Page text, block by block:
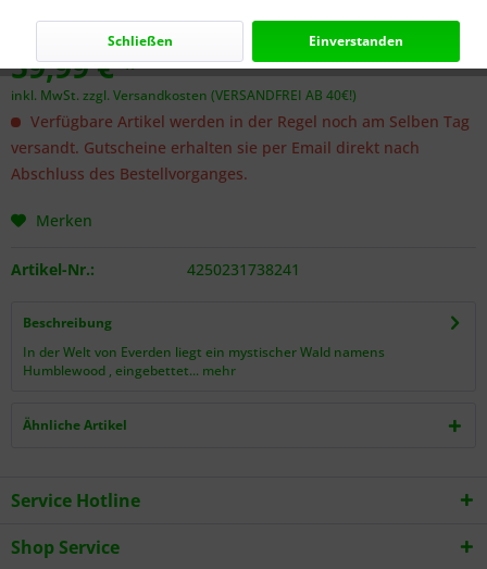
Dieser Artikel steht derzeit nicht zur Verfügung!
59,99 € *
inkl. MwSt. zzgl. Versandkosten (VERSANDFREI AB 40€!)
Verfügbare Artikel werden in der Regel noch am Selben Tag
versandt. Gutscheine erhalten sie per Email direkt nach
Abschluss des Bestellvorganges.
Merken
Artikel-Nr.: 4250231738241
Beschreibung
In der Welt von Everden liegt ein mystischer Wald namens
Humblewood , eingebettet... mehr
Ähnliche Artikel
Service Hotline
Shop Service
Einverstanden
Schließen